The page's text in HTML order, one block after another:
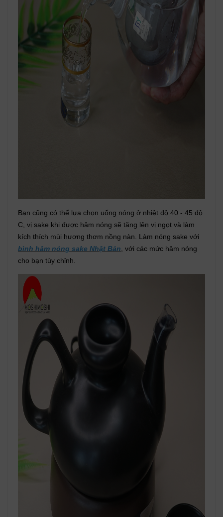
Bạn cũng có thể lựa chọn uống nóng ở nhiệt độ 40 - 45 độ
C, vị sake khi được hâm nóng sẽ tăng lên vị ngọt và làm
kích thích mùi hương thơm nồng nàn. Làm nóng sake với
bình hâm nóng sake Nhật Bản , với các mức hâm nóng
cho bạn tùy chỉnh.